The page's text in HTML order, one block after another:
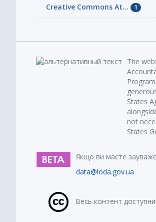
Creative Commons At... 1
The
States
not
States
Якщо ви маєте
data@loda.gov.ua
Весь контент